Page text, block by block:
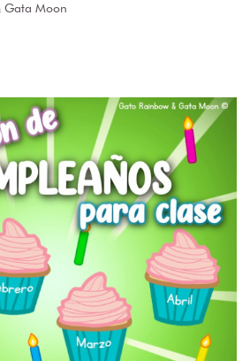
Gata Moon